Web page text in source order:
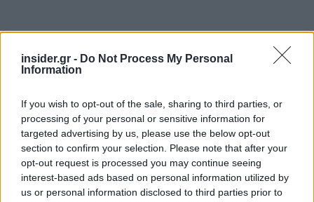
insider.gr - Do Not Process My Personal
Information
If you wish to opt-out of the sale, sharing to third parties, or
processing of your personal or sensitive information for
targeted advertising by us, please use the below opt-out
section to confirm your selection. Please note that after your
opt-out request is processed you may continue seeing
interest-based ads based on personal information utilized by
us or personal information disclosed to third parties prior to
γαλόνι βενζίνης, οι τιμές παραμένουν πολύ πάνω
από το σημείο που βρίσκονταν πριν από τον
πόλεμο και δεν αναμένεται να επιστρέψουν σε
αυτά τα επίπεδα μέχρι το επόμενο έτος, λένε οι
ειδικοί.